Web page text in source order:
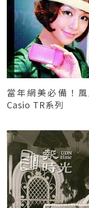
當年網美必備！
Casio TR系列